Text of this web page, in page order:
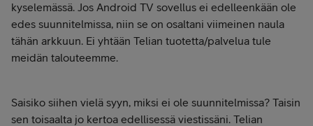
kyselemässä. Jos Android TV sovellus ei edelleenkään ole
edes suunnitelmissa, niin se on osaltani viimeinen naula
tähän arkkuun. Ei yhtään Telian tuotetta/palvelua tule
meidän talouteemme.
Saisiko siihen vielä syyn, miksi ei ole suunnitelmissa? Taisin
sen toisaalta jo kertoa edellisessä viestissäni. Telian